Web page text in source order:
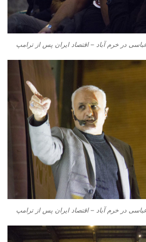
در خرم آباد – اقتصاد ایران پس از ترامپ
در خرم آباد – اقتصاد ایران پس از ترامپ